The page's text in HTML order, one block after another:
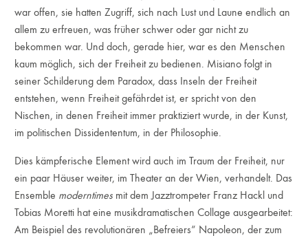
war offen, sie hatten Zugriff, sich nach Lust und Laune endlich an
allem zu erfreuen, was früher schwer oder gar nicht zu
bekommen war. Und doch, gerade hier, war es den Menschen
kaum möglich, sich der Freiheit zu bedienen. Misiano folgt in
seiner Schilderung dem Paradox, dass Inseln der Freiheit
entstehen, wenn Freiheit gefährdet ist, er spricht von den
Nischen, in denen Freiheit immer praktiziert wurde, in der Kunst,
im politischen Dissidententum, in der Philosophie.
Dies kämpferische Element wird auch im Traum der Freiheit, nur
ein paar Häuser weiter, im Theater an der Wien, verhandelt. Das
Ensemble moderntimes mit dem Jazztrompeter Franz Hackl und
Tobias Moretti hat eine musikdramatischen Collage ausgearbeitet:
Am Beispiel des revolutionären „Befreiers“ Napoleon, der zum